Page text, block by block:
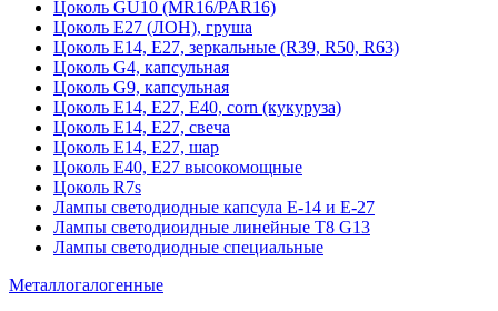
Цоколь GU10 (MR16/PAR16)
Цоколь Е27 (ЛОН), груша
Цоколь Е14, Е27, зеркальные (R39, R50, R63)
Цоколь G4, капсульная
Цоколь G9, капсульная
Цоколь Е14, Е27, Е40, corn (кукуруза)
Цоколь Е14, Е27, свеча
Цоколь Е14, Е27, шар
Цоколь Е40, Е27 высокомощные
Цоколь R7s
Лампы светодиодные капсула Е-14 и Е-27
Лампы светодиоидные линейные T8 G13
Лампы светодиодные специальные
Металлогалогенные